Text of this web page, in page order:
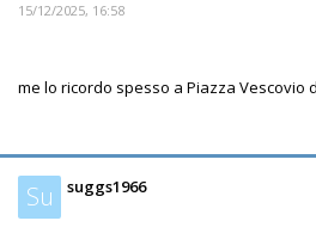
15/12/2025, 16:58
me lo ricordo spesso a Piazza Vescovio
Su suggs1966